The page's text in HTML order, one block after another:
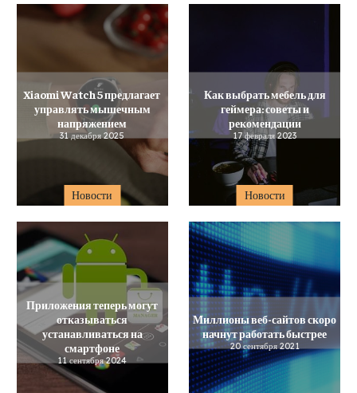
Новости
Xiaomi Watch 5 предлагает
управлять мышечным
напряжением
31 декабря 2025
Новости
Как выбрать мебель для
геймера: советы и
рекомендации
17 февраля 2023
Приложения теперь могут
отказываться
устанавливаться на
смартфоне
11 сентября 2024
Миллионы веб-сайтов скоро
начнут работать быстрее
20 сентября 2021